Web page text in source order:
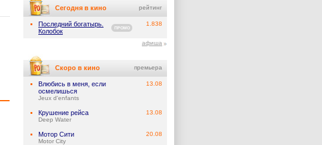
Сегодня в кино рейтинг
Последний богатырь.
Колобок
ПРОМО
1.838
афиша
Скоро в кино премьера
Влюбись в меня, если
осмелишься
Jeux d'enfants
13.08
Крушение рейса
Deep Water
13.08
Мотор Сити
Motor City
20.08